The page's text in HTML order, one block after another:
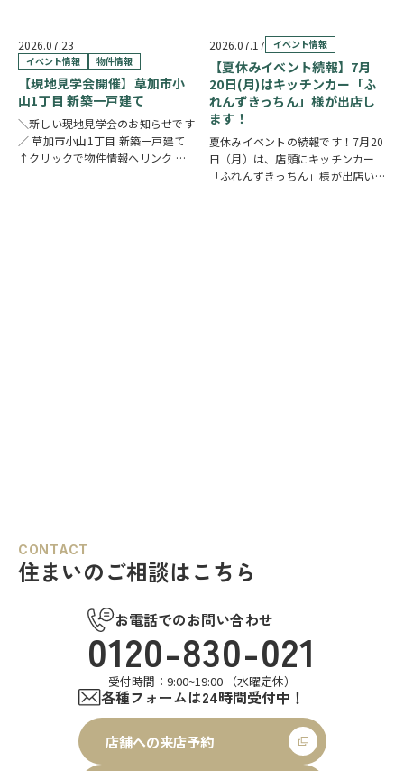
直接物件を見ながらご説明さ…
中心となるLDKは、17帖以上のゆと
り空間。食洗機付きカウンターキッ
チ…
2026.07.23
イベント情報 物件情報
【現地見学会開催】草加市小
山1丁目 新築一戸建て
＼新しい現地見学会のお知らせです
／ 草加市小山1丁目 新築一戸建て
↑クリックで物件情報へリンク お
2026.07.17 イベント情報
【夏休みイベント続報】7月
20日(月)はキッチンカー「ふ
れんずきっちん」様が出店し
ます！
夏休みイベントの続報です！7月20
日（月）は、店頭にキッチンカー
「ふれんずきっちん」様が出店いた
CONTACT
住まいのご相談はこちら
お電話でのお問い合わせ
0120-830-021
受付時間：9:00~19:00 （水曜定休）
各種フォームは24時間受付中！
店舗への来店予約